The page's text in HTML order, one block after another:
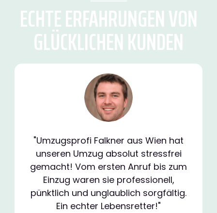
ECHTE ERFAHRUNGEN VON
GLÜCKLICHEN KUNDEN
"Umzugsprofi Falkner aus Wien hat
unseren Umzug absolut stressfrei
gemacht! Vom ersten Anruf bis zum
Einzug waren sie professionell,
pünktlich und unglaublich sorgfältig.
Ein echter Lebensretter!"